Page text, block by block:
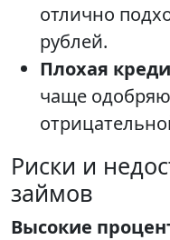
отлично
рублей.
Плохая
чаще
Риски и
займов
Высокие